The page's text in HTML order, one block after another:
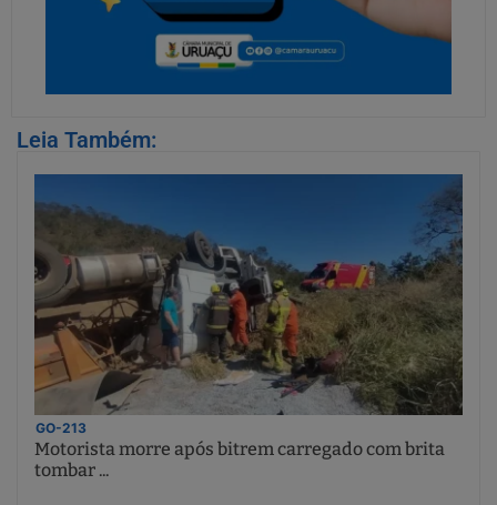
Leia Também:
GO-213
Motorista morre após bitrem carregado com brita
tombar ...